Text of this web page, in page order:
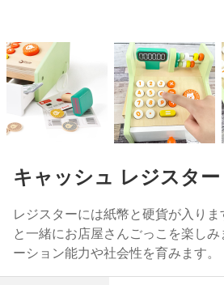
キャッシュ レジスター
レジスターには紙幣と硬貨が入り
と一緒にお店屋さんごっこを楽し
ーション能力や社会性を育みます。